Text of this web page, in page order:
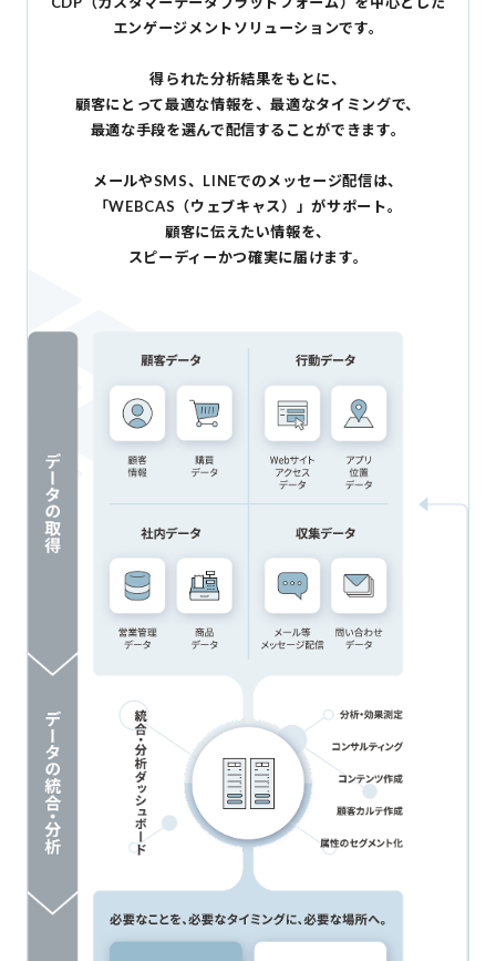
エンゲージメントソリューションです。
得られた分析結果をもとに、
顧客にとって最適な情報を、最適なタイミングで、
最適な手段を選んで配信することができます。
メールやSMS、LINEでのメッセージ配信は、
「WEBCAS（ウェブキャス）」がサポート。
顧客に伝えたい情報を、
スピーディーかつ確実に届けます。